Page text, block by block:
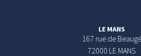
LE MANS
167 rue de
72000 LE MANS